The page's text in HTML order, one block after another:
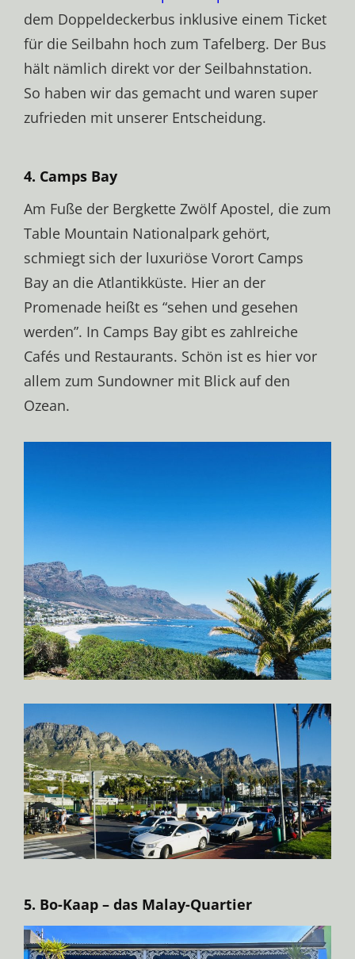
dem Doppeldeckerbus inklusive einem Ticket
für die Seilbahn hoch zum Tafelberg. Der Bus
hält nämlich direkt vor der Seilbahnstation.
So haben wir das gemacht und waren super
zufrieden mit unserer Entscheidung.
4. Camps Bay
Am Fuße der Bergkette Zwölf Apostel, die zum
Table Mountain Nationalpark gehört,
schmiegt sich der luxuriöse Vorort Camps
Bay an die Atlantikküste. Hier an der
Promenade heißt es “sehen und gesehen
werden”. In Camps Bay gibt es zahlreiche
Cafés und Restaurants. Schön ist es hier vor
allem zum Sundowner mit Blick auf den
Ozean.
5. Bo-Kaap – das Malay-Quartier